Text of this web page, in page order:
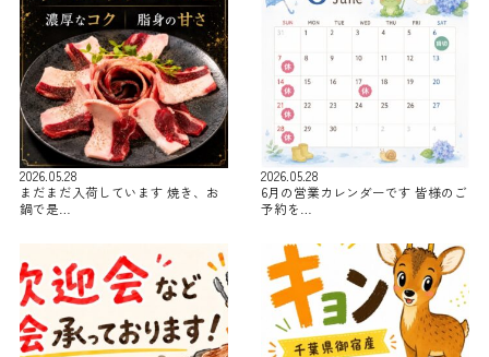
2026.05.28
まだまだ入荷しています 焼き、お
鍋で是…
2026.05.28
6月の営業カレンダーです 皆様のご
予約を…